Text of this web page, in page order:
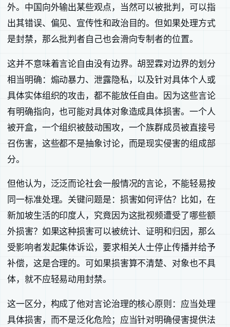
外。中国向外输出某些观点，当然可以被批判，可以指
出其错误、偏见、宣传性和政治目的。但如果处理方式
是封禁，那么批判者自己也会滑向专制者的位置。
这并不意味着言论自由没有边界。胡翌霖对边界的划分
相当明确：煽动暴力、泄露隐私，以及针对具体个人或
具体实体组织的攻击，都不能放任自由。因为这些言论
有明确指向，也可能对具体对象造成具体损害。一个人
被开盒，一个组织被鼓动围攻，一个族群成员被直接号
召伤害，这些都不是抽象讨论，而是现实侵害的组成部
分。
但他认为，泛泛而论社会一般情况的言论，不能轻易按
同一标准处理。关键问题是：损害如何评估？比如，在
新加坡生活的印度人，究竟因为这批视频遭受了哪些额
外损害？如果这种损害可以被统计、证明和归因，那么
受影响者发起集体诉讼，要求相关人士停止传播并给予
补偿，这是合理的。可如果损害算不清楚、对象也不具
体，就不应轻易动用封禁。
这一区分，构成了他对言论治理的核心原则：应当处理
具体损害，而不是泛化危险；应当针对明确侵害提供法